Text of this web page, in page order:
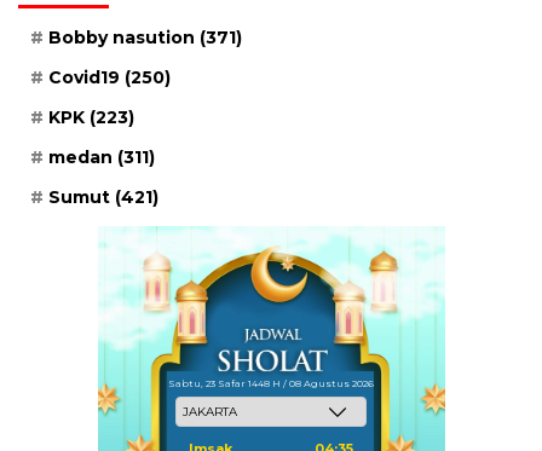
Bobby nasution (371)
Covid19 (250)
KPK (223)
medan (311)
Sumut (421)
Sabtu, 23 Safar 1448 H / 08 Agustus 2026